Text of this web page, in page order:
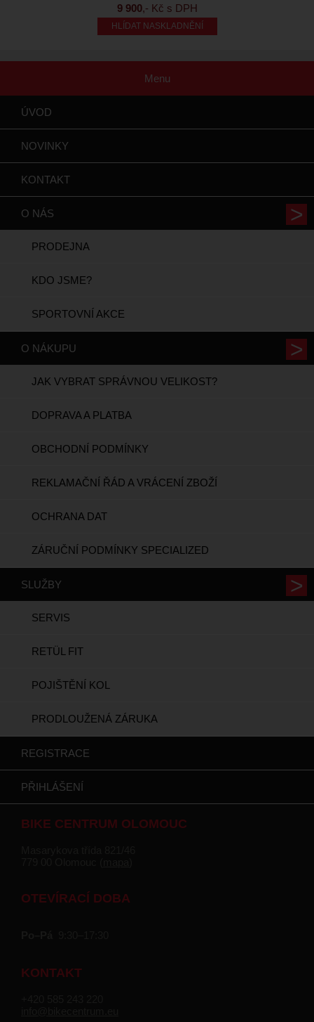
9 900,- Kč s DPH
HLÍDAT NASKLADNĚNÍ
Menu
ÚVOD
NOVINKY
KONTAKT
O NÁS
PRODEJNA
KDO JSME?
SPORTOVNÍ AKCE
O NÁKUPU
JAK VYBRAT SPRÁVNOU VELIKOST?
DOPRAVA A PLATBA
OBCHODNÍ PODMÍNKY
REKLAMAČNÍ ŘÁD A VRÁCENÍ ZBOŽÍ
OCHRANA DAT
ZÁRUČNÍ PODMÍNKY SPECIALIZED
SLUŽBY
SERVIS
RETÜL FIT
POJIŠTĚNÍ KOL
PRODLOUŽENÁ ZÁRUKA
REGISTRACE
PŘIHLÁŠENÍ
BIKE CENTRUM OLOMOUC
OTEVÍRACÍ DOBA
KONTAKT